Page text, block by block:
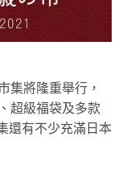
集將隆重舉行，
超級福袋及多款
還有不少充滿日本